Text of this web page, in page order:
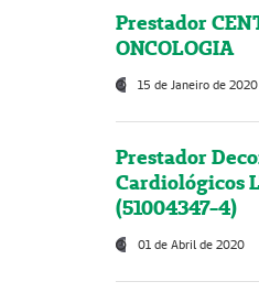
Prestador
ONCOLOGIA
15 de Janeiro de 2020
Prestador
Cardiológicos
(51004347-4)
01 de Abril de 2020